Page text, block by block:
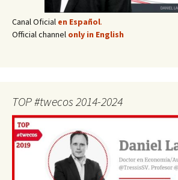
Canal Oficial en Español.
Official channel only in English
TOP #twecos 2014-2024